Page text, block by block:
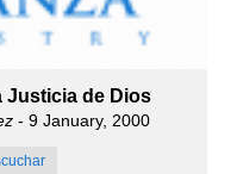
Justicia de Dios
- 9 January, 2000